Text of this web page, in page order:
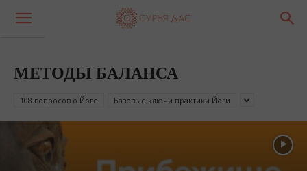
МЕТОДЫ БАЛАНСА
108 вопросов о Йоге Базовые ключи практики Йоги